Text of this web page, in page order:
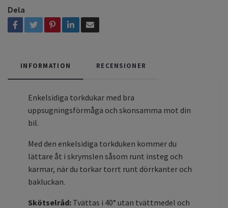
Dela
INFORMATION RECENSIONER
Enkelsidiga torkdukar med bra
uppsugningsförmåga och skonsamma mot din
bil.
Med den enkelsidiga torkduken kommer du
lättare åt i skrymslen såsom runt insteg och
karmar, när du torkar torrt runt dörrkanter och
bakluckan.
Skötselråd: Tvättas i 40° utan tvättmedel och